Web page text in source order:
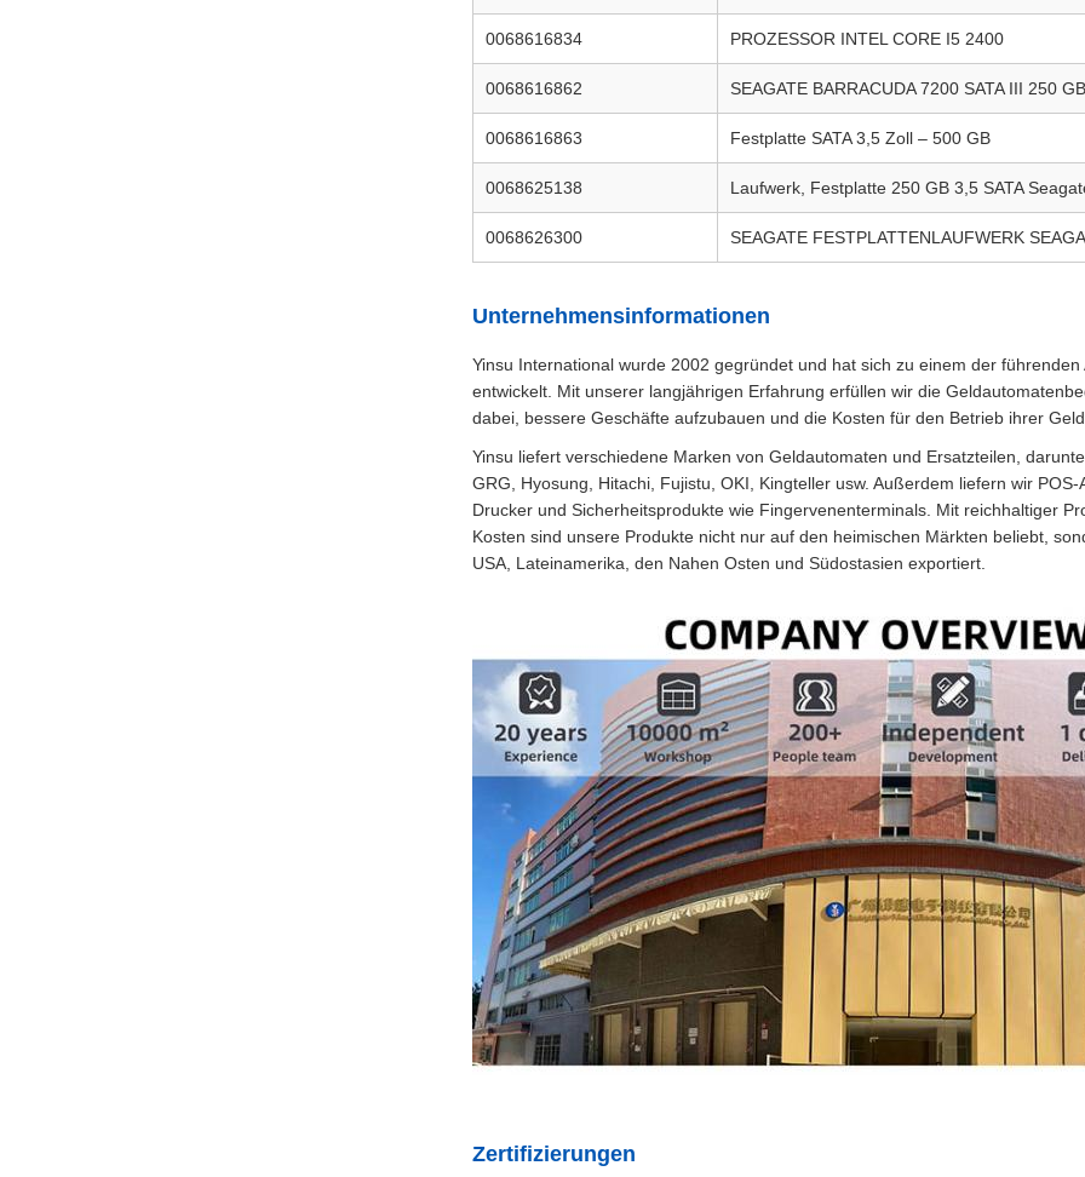
0068616834 PROZESSOR INTEL CORE I5 2400
0068616862 SEAGATE BARRACUDA 7200 SATA III 250
0068616863 Festplatte SATA 3,5 Zoll – 500 GB
0068625138 Laufwerk, Festplatte 250 GB 3,5 SATA
0068626300 SEAGATE FESTPLATTENLAUFWERK
Unternehmensinformationen
Yinsu International wurde 2002 gegründet und hat sich zu einem der
entwickelt. Mit unserer langjährigen Erfahrung erfüllen wir die
dabei, bessere Geschäfte aufzubauen und die Kosten für den Betrieb ihrer
Yinsu liefert verschiedene Marken von Geldautomaten und Ersatzteilen,
GRG, Hyosung, Hitachi, Fujistu, OKI, Kingteller usw. Außerdem liefern wir
Drucker und Sicherheitsprodukte wie Fingervenenterminals. Mit reichhaltiger
Kosten sind unsere Produkte nicht nur auf den heimischen Märkten beliebt,
USA, Lateinamerika, den Nahen Osten und Südostasien exportiert.
Zertifizierungen